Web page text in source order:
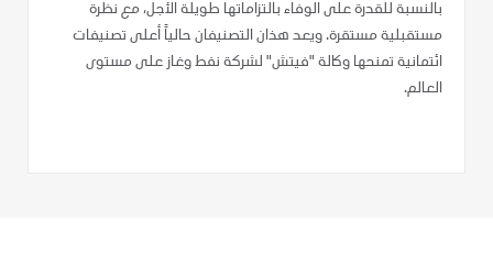
بالنسبة للقدرة على الوفاء بالتزاماتها طويلة الأجل، مع نظرة
مستقبلية مستقرة. ويعد هذان التصنيفان حالياً أعلى تصنيفات
ائتمانية تمنحها وكالة "فيتش" لشركة نفط وغاز على مستوى
العالم.